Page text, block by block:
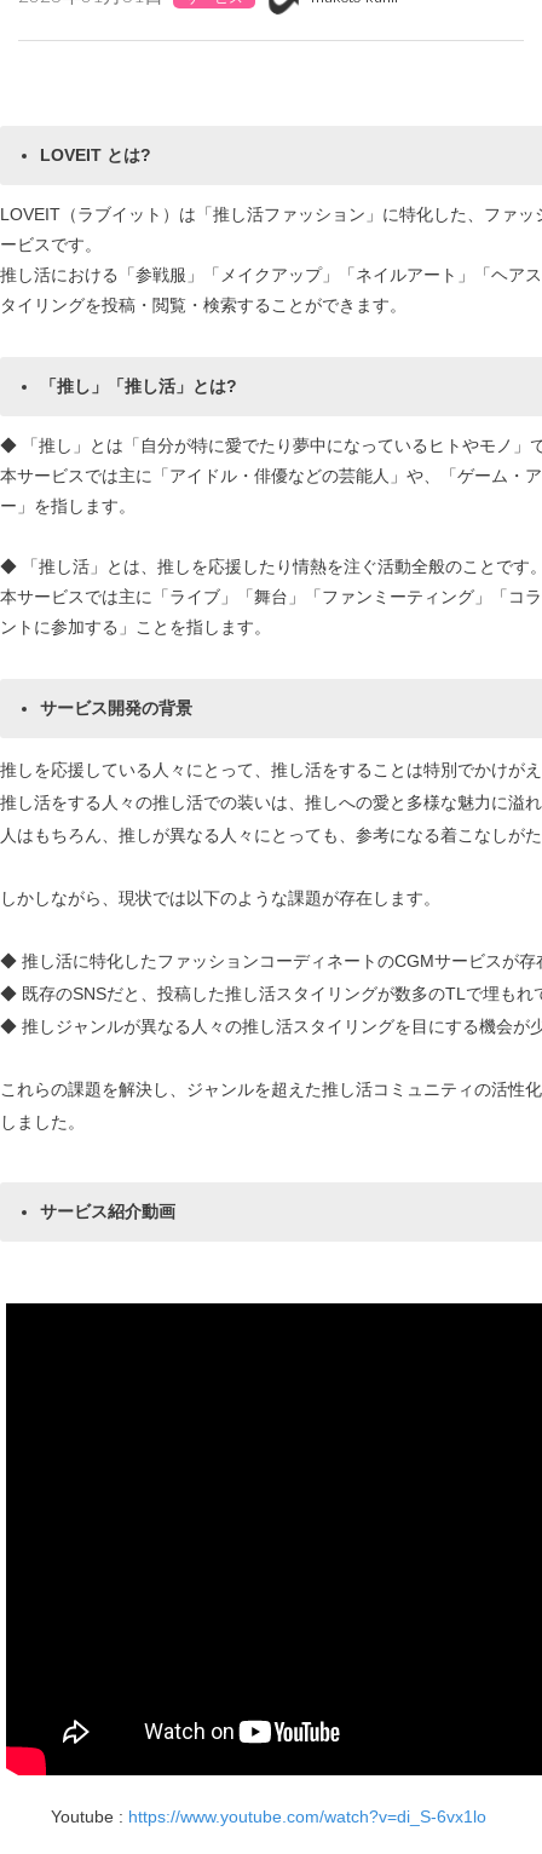
LOVEIT とは?
LOVEIT（ラブイット）は「推し活ファッション」に特化した、ファ
ービスです。
推し活における「参戦服」「メイクアップ」「ネイルアート」「ヘア
タイリングを投稿・閲覧・検索することができます。
「推し」「推し活」とは?
◆ 「推し」とは「自分が特に愛でたり夢中になっているヒトやモノ」
本サービスでは主に「アイドル・俳優などの芸能人」や、「ゲーム・
ー」を指します。
◆ 「推し活」とは、推しを応援したり情熱を注ぐ活動全般のことです
本サービスでは主に「ライブ」「舞台」「ファンミーティング」「コ
ントに参加する」ことを指します。
サービス開発の背景
推しを応援している人々にとって、推し活をすることは特別でかけが
推し活をする人々の推し活での装いは、推しへの愛と多様な魅力に溢
人はもちろん、推しが異なる人々にとっても、参考になる着こなしが
しかしながら、現状では以下のような課題が存在します。
◆ 推し活に特化したファッションコーディネートのCGMサービスが存
◆ 既存のSNSだと、投稿した推し活スタイリングが数多のTLで埋もれ
◆ 推しジャンルが異なる人々の推し活スタイリングを目にする機会が
これらの課題を解決し、ジャンルを超えた推し活コミュニティの活性
しました。
サービス紹介動画
Youtube : https://www.youtube.com/watch?v=di_S-6vx1lo